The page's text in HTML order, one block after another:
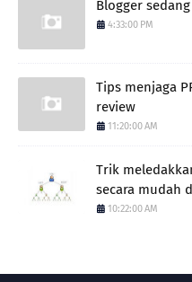
Blogger
4:33:00 PM
Tips menjaga
review
11:20:00 AM
Trik
secara mudah
10:22:00 AM